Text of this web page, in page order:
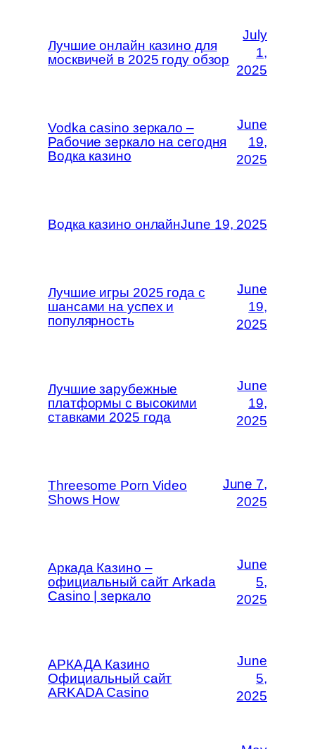
Лучшие онлайн казино для
москвичей в 2025 году обзор
July
1,
2025
Vodka casino зеркало –
Рабочие зеркало на сегодня
Водка казино
June
19,
2025
Водка казино онлайнJune 19, 2025
Лучшие игры 2025 года с
шансами на успех и
популярность
June
19,
2025
Лучшие зарубежные
платформы с высокими
ставками 2025 года
June
19,
2025
Threesome Porn Video
Shows How
June 7,
2025
Аркада Казино –
официальный сайт Arkada
Casino | зеркало
June
5,
2025
АРКАДА Казино
Официальный сайт
ARKADA Casino
June
5,
2025